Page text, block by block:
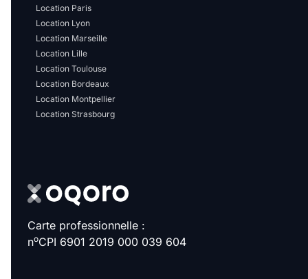
Location Paris
Location Lyon
Location Marseille
Location Lille
Location Toulouse
Location Bordeaux
Location Montpellier
Location Strasbourg
Carte professionnelle :
noCPI 6901 2019 000 039 604